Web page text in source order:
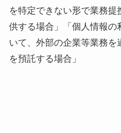
を特定できない形で業務提
供する場合」「個人情報の
いて、外部の企業等業務を
を預託する場合」